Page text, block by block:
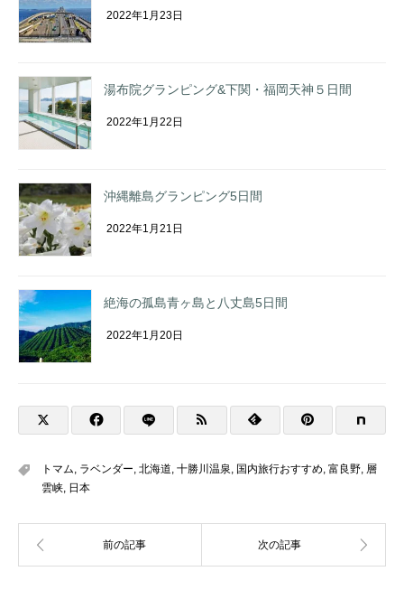
2022年1月23日
湯布院グランピング&下関・福岡天神５日間
2022年1月22日
沖縄離島グランピング5日間
2022年1月21日
絶海の孤島青ヶ島と八丈島5日間
2022年1月20日
トマム ラベンダー 北海道 十勝川温泉 国内旅行おすすめ 富良野 層
雲峡 日本